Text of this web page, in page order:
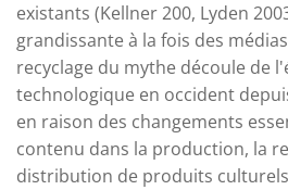
existants (Kellner 200, Lyden
grandissante à la fois des
recyclage du mythe découle de
technologique en occident
en raison des changements
contenu dans la production, la
distribution de produits